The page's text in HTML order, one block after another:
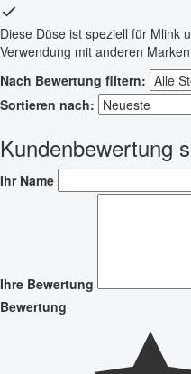
Diese Düse ist speziell für Mlink
Verwendung mit anderen
Nach Bewertung filtern:
Sortieren nach:
Kundenbewertung
Ihr Name
Ihre Bewertung
Bewertung